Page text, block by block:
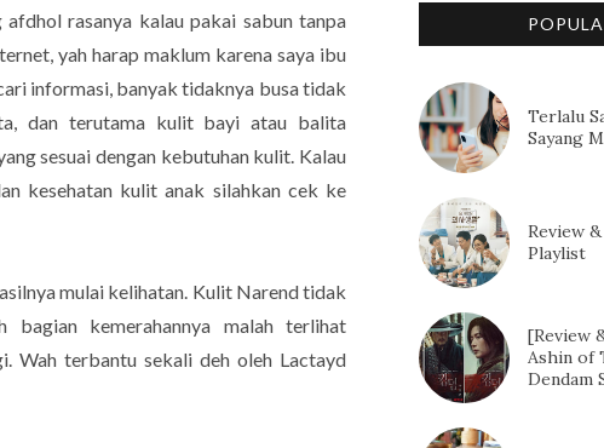
rasanya kalau pakai sabun tanpa
yah harap maklum karena saya ibu
informasi, banyak tidaknya busa tidak
dan terutama kulit bayi atau balita
sesuai dengan kebutuhan kulit. Kalau
kesehatan kulit anak silahkan cek ke
mulai kelihatan. Kulit Narend tidak
bagian kemerahannya malah terlihat
Wah terbantu sekali deh oleh Lactayd
Terlalu
Sayang
Review
Playlist
[Review
Ashin of
Dendam